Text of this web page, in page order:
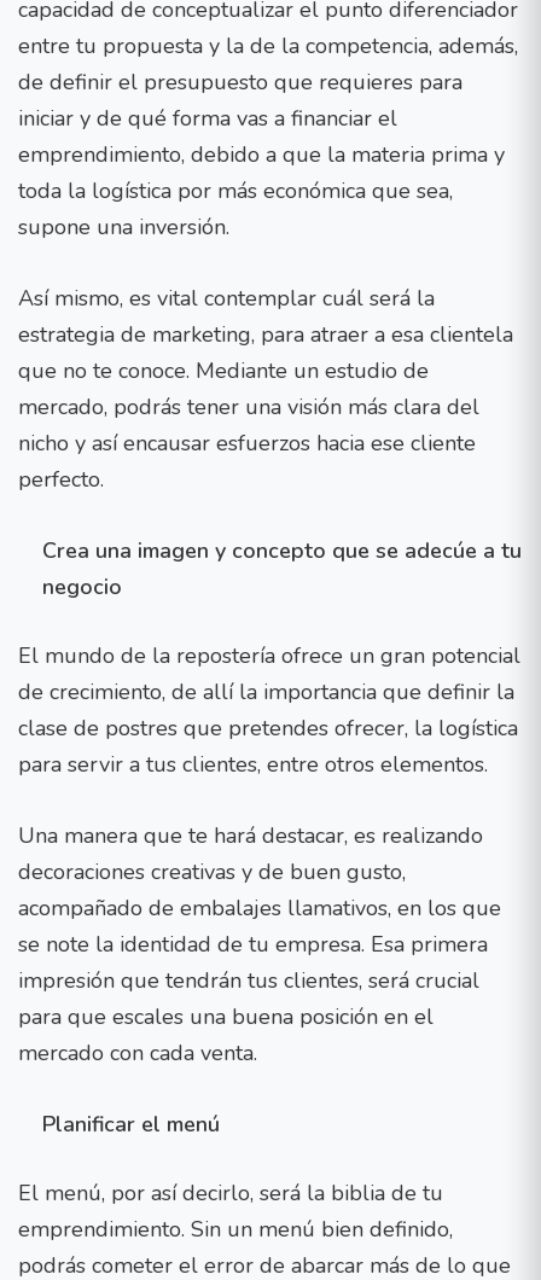
capacidad de conceptualizar el punto diferenciador
entre tu propuesta y la de la competencia, además,
de definir el presupuesto que requieres para
iniciar y de qué forma vas a financiar el
emprendimiento, debido a que la materia prima y
toda la logística por más económica que sea,
supone una inversión.
Así mismo, es vital contemplar cuál será la
estrategia de marketing, para atraer a esa clientela
que no te conoce. Mediante un estudio de
mercado, podrás tener una visión más clara del
nicho y así encausar esfuerzos hacia ese cliente
perfecto.
Crea una imagen y concepto que se adecúe a tu
negocio
El mundo de la repostería ofrece un gran potencial
de crecimiento, de allí la importancia que definir la
clase de postres que pretendes ofrecer, la logística
para servir a tus clientes, entre otros elementos.
Una manera que te hará destacar, es realizando
decoraciones creativas y de buen gusto,
acompañado de embalajes llamativos, en los que
se note la identidad de tu empresa. Esa primera
impresión que tendrán tus clientes, será crucial
para que escales una buena posición en el
mercado con cada venta.
Planificar el menú
El menú, por así decirlo, será la biblia de tu
emprendimiento. Sin un menú bien definido,
podrás cometer el error de abarcar más de lo que